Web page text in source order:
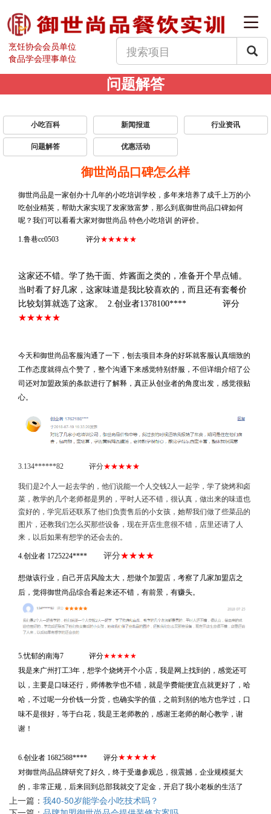
烹饪协会会员单位
食品学会理事单位
问题解答
小吃百科 新闻报道 行业资讯
问题解答 优惠活动
御世尚品口碑怎么样
御世尚品是一家创办十几年的小吃培训学校，多年来培养了成千上万的小
吃创业精英，帮助大家实现了发家致富梦，那么到底御世尚品口碑如何
呢？我们可以看看大家对御世尚品 特色小吃培训 的评价。
1.鲁巷cc0503 评分★★★★★
这家还不错。学了热干面、炸酱面之类的，准备开个早点铺。
当时看了好几家，这家味道是我比较喜欢的，而且还有套餐价
比较划算就选了这家。  2.创业者1378100****               评分
★★★★★
今天和御世尚品客服沟通了一下，刨去项目本身的好坏就客服认真细致的
工作态度就得点个赞了，整个沟通下来感觉特别舒服，不但详细介绍了公
司还对加盟政策的条款进行了解释，真正从创业者的角度出发，感觉很贴
心。
3.134******82 评分★★★★★
我们是2个人一起去学的，他们说能一个人交钱2人一起学，学了烧烤和卤
菜，教学的几个老师都是男的，平时人还不错，很认真，做出来的味道也
蛮好的，学完后还联系了他们负责售后的小女孩，她帮我们做了些菜品的
图片，还教我们怎么买那些设备，现在开店生意很不错，店里还请了人
来，以后如果有想学的还会去的。
4.创业者 1725224**** 评分★★★★
想做该行业，自己开店风险太大，想做个加盟店，考察了几家加盟店之
后，觉得御世尚品综合看起来还不错，有前景，有赚头。
5.忧郁的南海7 评分★★★★★
我是来广州打工3年，想学个烧烤开个小店，我是网上找到的，感觉还可
以，主要是口味还行，师傅教学也不错，就是学费能便宜点就更好了，哈
哈，不过呢一分价钱一分货，也确实学的值，之前到别的地方也学过，口
味不是很好，等于白花，我是王老师教的，感谢王老师的耐心教学，谢
谢！
6.创业者 1682588**** 评分★★★★★
对御世尚品品牌研究了好久，终于受邀参观总，很震撼，企业规模挺大
的，非常正规，后来回到总部我就交了定金，开启了我小老板的生活了
上一篇： 我40-50岁能学会小吃技术吗？